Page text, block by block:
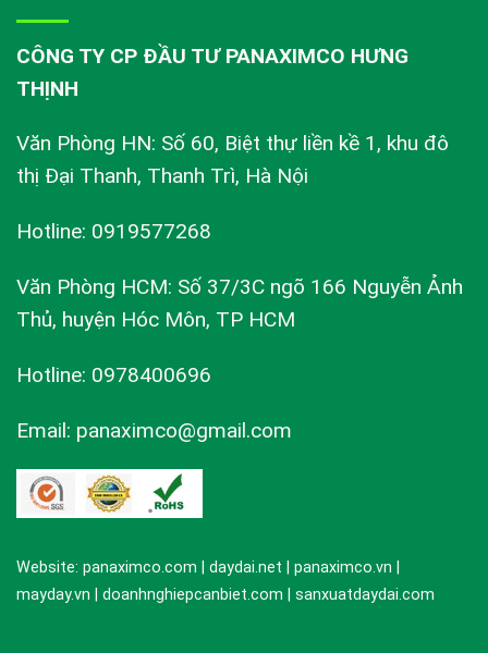
CÔNG TY CP ĐẦU TƯ PANAXIMCO HƯNG
THỊNH
Văn Phòng HN: Số 60, Biệt thự liền kề 1, khu đô
thị Đại Thanh, Thanh Trì, Hà Nội
Hotline: 0919577268
Văn Phòng HCM: Số 37/3C ngõ 166 Nguyễn Ảnh
Thủ, huyện Hóc Môn, TP HCM
Hotline: 0978400696
Email: panaximco@gmail.com
Website: panaximco.com | daydai.net | panaximco.vn |
mayday.vn | doanhnghiepcanbiet.com | sanxuatdaydai.com